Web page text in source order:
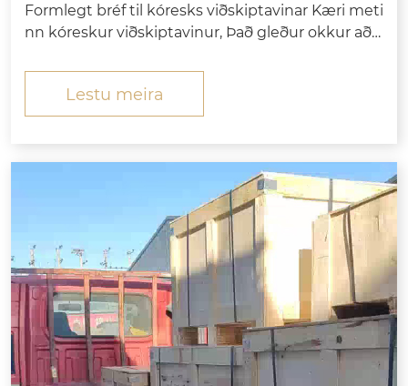
Kóreu frá Zitai festingu
Formlegt bréf til kóresks viðskiptavinar Kæri meti
nn kóreskur viðskiptavinur, Það gleður okkur að t
ásamt samsvarandi hnetum, flötum skífum og g
ormaskífum sem fyrirtæki þitt pantar hafa lokið fr
amleiðslu,...
Lestu meira